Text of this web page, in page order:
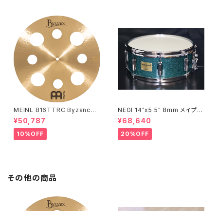
MEINL B16TTRC Byzance
Traditional Trash Crash 16"
¥50,787
10%OFF
NEGI 14"x5.5" 8mm メイプル
MR1455PI8-S2DMS
¥68,640
20%OFF
その他の商品